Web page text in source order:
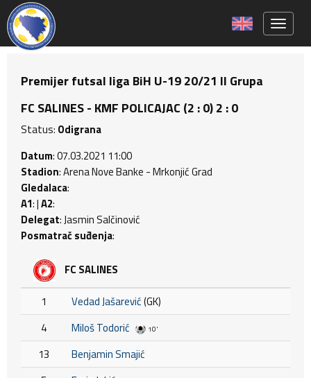
Premijer futsal liga BiH U-19 20/21 II Grupa
FC SALINES - KMF POLICAJAC (2 : 0) 2 : 0
Status: Odigrana
Datum: 07.03.2021 11:00
Stadion: Arena Nove Banke - Mrkonjić Grad
Gledalaca:
A1: |A2:
Delegat: Jasmin Salčinović
Posmatrač suđenja:
FC SALINES
1 Vedad Jašarević(GK)
4
Miloš Todorić 10'
13
Benjamin Smajić